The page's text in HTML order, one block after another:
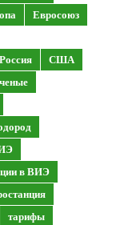
Евросоюз
Россия
США
в ВИЭ
тарифы